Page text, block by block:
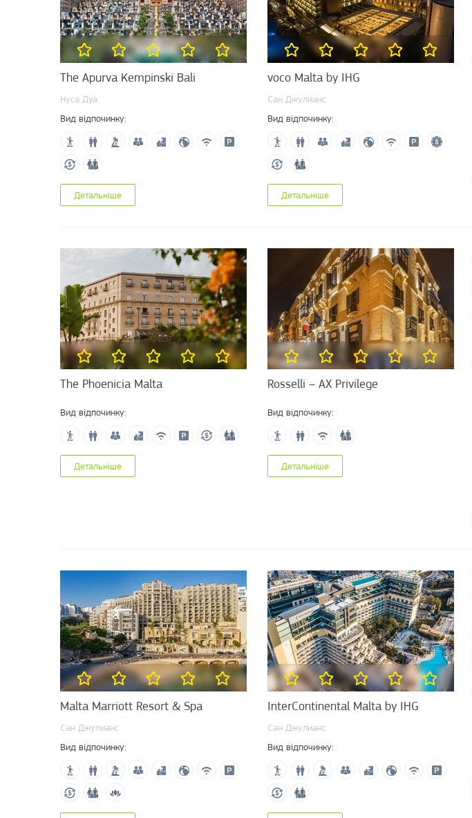
The Apurva Kempinski Bali
Нуса Дуа
Вид відпочинку:
Детальніше
voco Malta by IHG
Сан Джулианс
Вид відпочинку:
Детальніше
The Phoenicia Malta
Вид відпочинку:
Детальніше
Rosselli – AX Privilege
Вид відпочинку:
Детальніше
Malta Marriott Resort & Spa
Сан Джулианс
Вид відпочинку:
InterContinental Malta by IHG
Сан Джулианс
Вид відпочинку: